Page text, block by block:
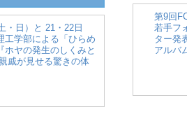
・日）と 21・22日
工学部による「ひらめ
ヤの発生のしくみと
戚が見せる驚きの体
第9回
若手フ
ター発
アルバ